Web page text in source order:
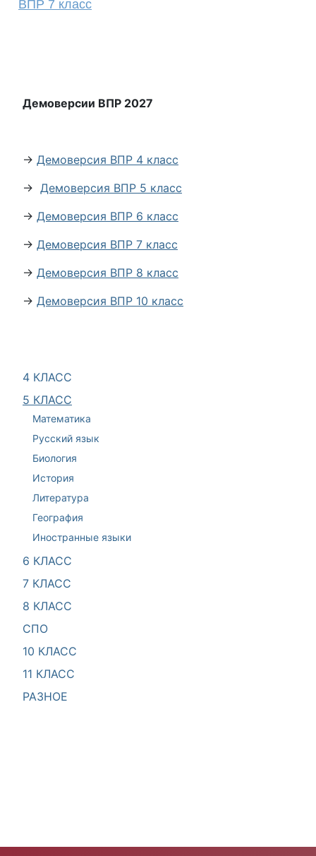
4 КЛАСС
5 КЛАСС
Математика
Русский язык
Биология
История
Литература
География
Иностранные языки
6 КЛАСС
7 КЛАСС
8 КЛАСС
СПО
10 КЛАСС
11 КЛАСС
РАЗНОЕ
ВПР 7 класс
Демоверсии ВПР 2027
→ Демоверсия ВПР 4 класс
→ Демоверсия ВПР 5 класс
→ Демоверсия ВПР 6 класс
→ Демоверсия ВПР 7 класс
→ Демоверсия ВПР 8 класс
→ Демоверсия ВПР 10 класс